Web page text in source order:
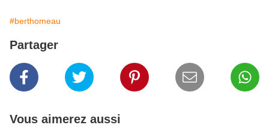
#berthomeau
Partager
Vous aimerez aussi